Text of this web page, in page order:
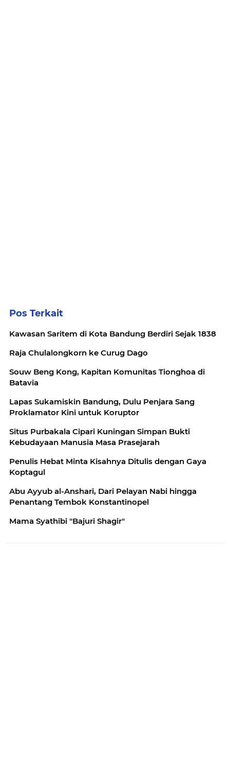
Pos Terkait
Kawasan Saritem di Kota Bandung Berdiri Sejak 1838
Raja Chulalongkorn ke Curug Dago
Souw Beng Kong, Kapitan Komunitas Tionghoa di
Batavia
Lapas Sukamiskin Bandung, Dulu Penjara Sang
Proklamator Kini untuk Koruptor
Situs Purbakala Cipari Kuningan Simpan Bukti
Kebudayaan Manusia Masa Prasejarah
Penulis Hebat Minta Kisahnya Ditulis dengan Gaya
Koptagul
Abu Ayyub al-Anshari, Dari Pelayan Nabi hingga
Penantang Tembok Konstantinopel
Mama Syathibi "Bajuri Shagir"